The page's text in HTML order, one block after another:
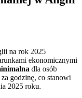
na rok 2025
ekonomicznymi
dla osób
godzinę, co stanowi
2025 roku.